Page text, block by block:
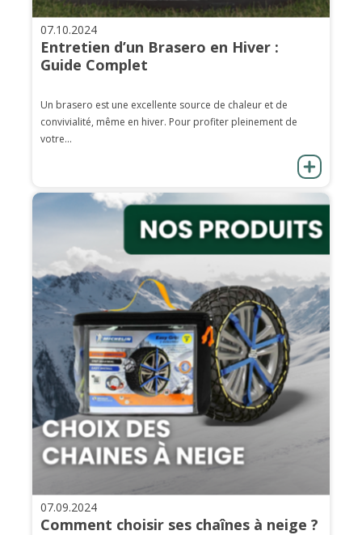
07.10.2024
Entretien d’un Brasero en Hiver :
Guide Complet
Un brasero est une excellente source de chaleur et de
convivialité, même en hiver. Pour profiter pleinement de
votre...
07.09.2024
Comment choisir ses chaînes à neige ?